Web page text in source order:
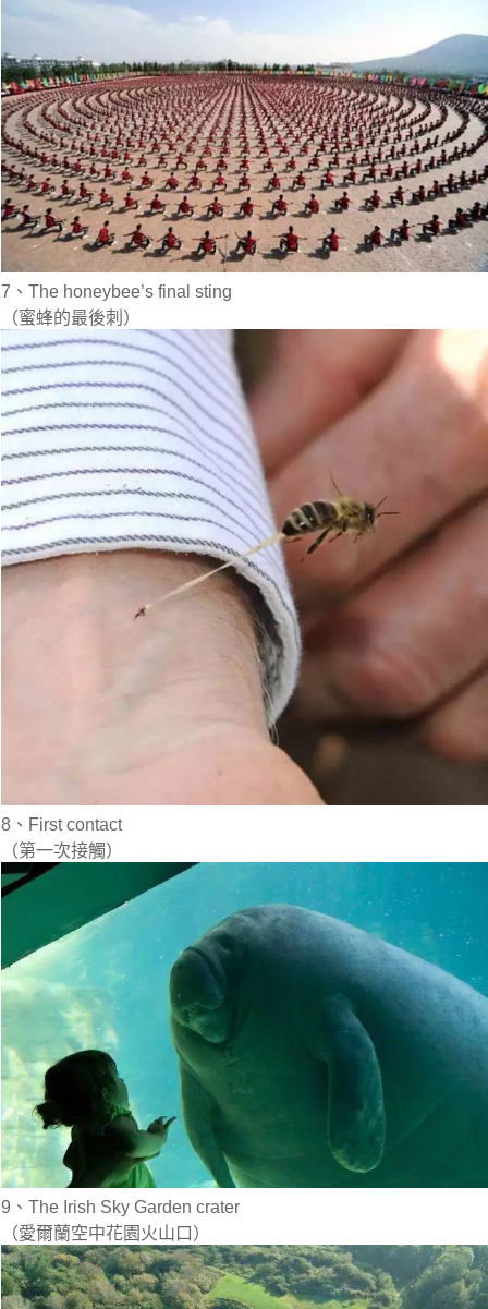
7、The honeybee’s final sting
（蜜蜂的最後刺）
8、First contact
（第一次接觸）
9、The Irish Sky Garden crater
（愛爾蘭空中花園火山口）